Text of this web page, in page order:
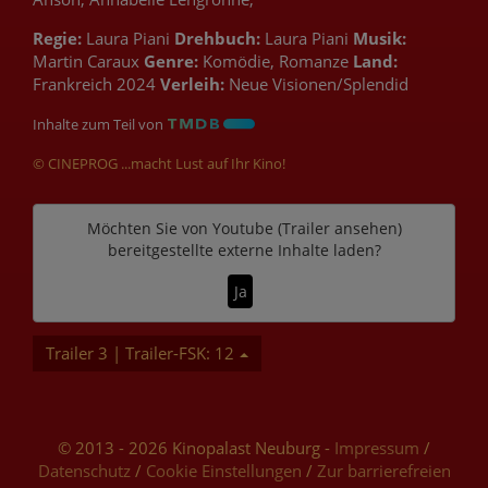
Regie: Laura Piani Drehbuch: Laura Piani Musik:
Martin Caraux Genre: Komödie, Romanze Land:
Frankreich 2024 Verleih: Neue Visionen/Splendid
Inhalte zum Teil von
© CINEPROG ...macht Lust auf Ihr Kino!
Möchten Sie von Youtube (Trailer ansehen)
bereitgestellte externe Inhalte laden?
Ja
Trailer 3 | Trailer-FSK: 12
© 2013 - 2026 Kinopalast Neuburg - Impressum /
Datenschutz/ Cookie Einstellungen / Zur barrierefreien